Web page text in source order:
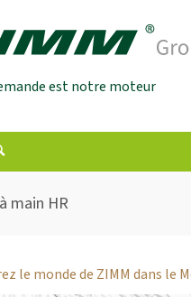
est notre moteur
main HR
le monde de ZIMM dans le